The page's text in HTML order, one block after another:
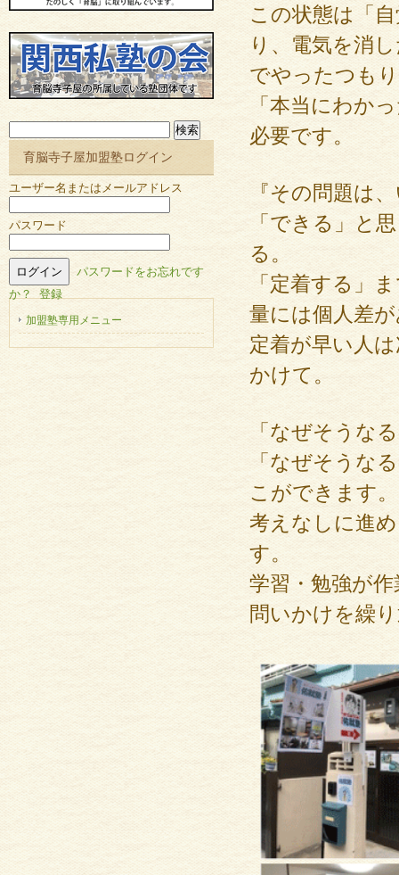
この状態は「
り、電気を消
でやったつも
「本当にわか
必要です。
『その問題は
「できる」と
る。
「定着する」
量には個人差
定着が早い人
かけて。
「なぜそうな
「なぜそうな
こができます。
考えなしに進
す。
学習・勉強が
問いかけを繰
索:
育脳寺子屋加盟塾ログイン
ユーザー名またはメールアドレス
パスワード
パスワードをお忘れです
か？
登録
加盟塾専用メニュー